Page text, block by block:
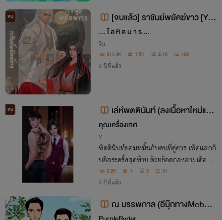
จบ
[จบแล้ว] ราชันย์พยัคฆ์ขาว [Yao
i/Mpreg] [E-book ในเว็บไซต์ Meb
market, Ookbee และ naiin]
... โ ล หิ ต ม า ร ...
จีน
311.4K 1.5K 2.1K 193
3 ปีที่แล้ว
จบ
เล่ห์พิตตินันท์ (ลงเนื้อหาใหม่และ
ติดเหรียญ *มี EBOOK mebmarke
t)
คุณเครื่องเทศ
Y
พิตตินันท์ยอมหมั้นกับคนที่คู่ควร เพื่อแลกกั
บอิสระครั้งสุดท้าย ด้วยข้อตกลงสามเดือนก่
อนแต่งงาน ขอกลับไปหาความรักครั้งแรก
2.2K 1 2 31
3 ปีที่แล้ว
ณ บรรพกาล (อีบุ๊กทางMebma